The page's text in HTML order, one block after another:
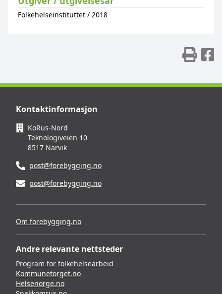
Folkehelseinstituttet / 2018
Kontaktinformasjon
KoRus-Nord
Teknologiveien 10
8517 Narvik
post@forebygging.no
post@forebygging.no
Om forebygging.no
Andre relevante nettsteder
Program for folkehelsearbeid
Kommunetorget.no
Helsenorge.no